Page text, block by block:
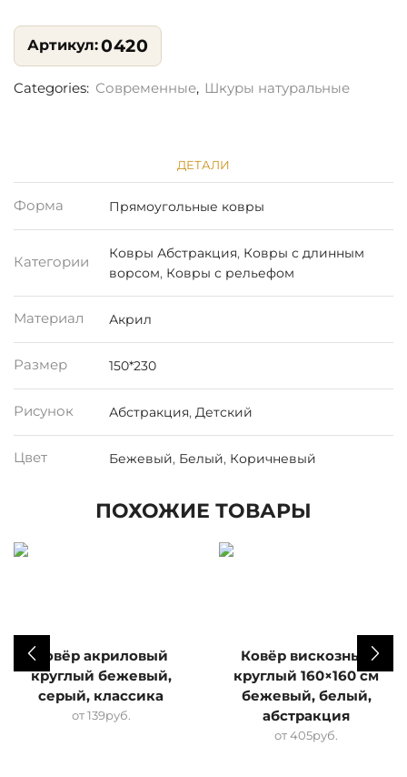
0420
Categories: Современные, Шкуры натуральные
ДЕТАЛИ
Форма Прямоугольные ковры
Категории
Ковры Абстракция, Ковры с длинным
ворсом, Ковры с рельефом
Материал Акрил
Размер 150*230
Рисунок Абстракция, Детский
Цвет Бежевый, Белый, Коричневый
ПОХОЖИЕ ТОВАРЫ
Ковёр акриловый
круглый бежевый,
серый, классика
от139руб.
Ковёр вискозный
круглый 160×160 см
бежевый, белый,
абстракция
от405руб.